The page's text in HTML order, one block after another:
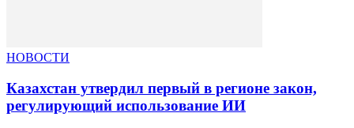
НОВОСТИ
Казахстан утвердил первый в регионе закон,
регулирующий использование ИИ